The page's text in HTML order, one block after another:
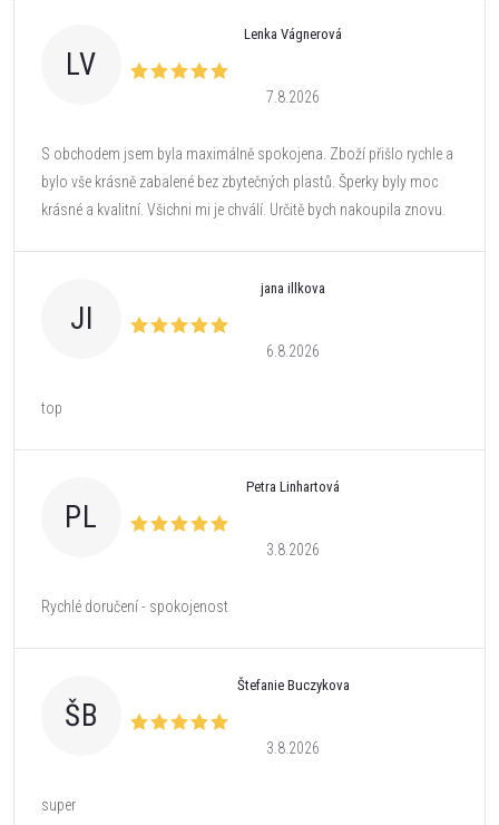
LV
Lenka Vágnerová
7.8.2026
S obchodem jsem byla maximálně spokojena. Zboží přišlo rychle a
bylo vše krásně zabalené bez zbytečných plastů. Šperky byly moc
krásné a kvalitní. Všichni mi je chválí. Určitě bych nakoupila znovu.
JI
jana illkova
6.8.2026
top
PL
Petra Linhartová
3.8.2026
Rychlé doručení - spokojenost
ŠB
Štefanie Buczykova
3.8.2026
super